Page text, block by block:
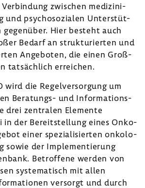
zwischen medi­zi­ni­
und psycho­so­zialen Unter­stüt­
gegen­über. Hier besteht auch
Bedarf an struk­tu­rierten und
Ange­boten, die einen Groß­
tatsäch­lich errei­chen.
wird die Regel­ver­sor­gung um
Beratungs-​ und Infor­ma­ti­ons­
drei zentralen Elemente
in der Bereit­stel­lung eines Onko-​
einer spezia­li­sierten onko­lo­
sowie der Imple­men­tie­rung
Betrof­fene werden von
syste­ma­tisch mit allen
versorgt und durch